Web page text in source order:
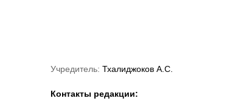
Учредитель: Тхалиджоков А.С.
Контакты редакции: